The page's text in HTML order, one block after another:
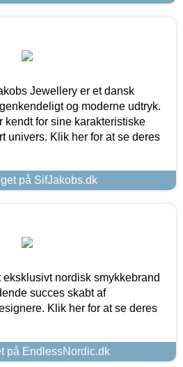
Jewellery er et dansk
og moderne udtryk.
kendt for sine karakteristiske
univers. Klik her for at se deres
på SifJakobs.dk
nordisk smykkebrand
succes skabt af
Klik her for at se deres
på EndlessNordic.dk